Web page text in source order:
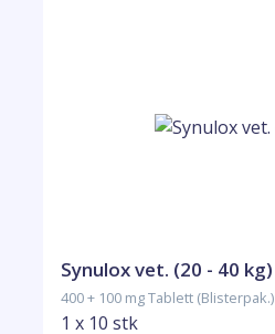
Synulox vet. (20 - 40 kg)
400 + 100 mg Tablett (Blisterpak.)
1 x 10 stk